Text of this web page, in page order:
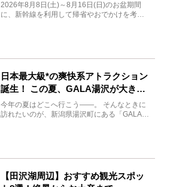
2026年8月8日(土)～8月16日(日)のお盆期間
に、新幹線を利用して帰省やおでかけを考え
日本最大級*の爽快系アトラクション
誕生！ この夏、GALA湯沢が大きく
生まれ変わる
今年の夏はどこへ行こう――。 そんなときに
訪れたいのが、新潟県湯沢町にある「GALA湯
【田沢湖周辺】おすすめ観光スポッ